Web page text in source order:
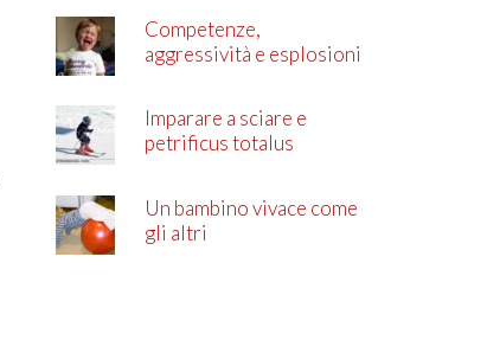
Competenze,
aggressività e esplosioni
Imparare a sciare e
petrificus totalus
Un bambino vivace come
gli altri